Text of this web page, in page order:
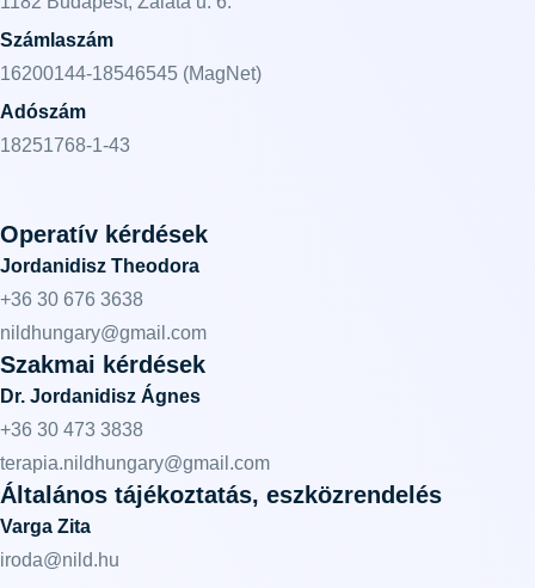
Számlaszám
16200144-18546545 (MagNet)
Adószám
18251768-1-43
Operatív kérdések
Jordanidisz Theodora
+36 30 676 3638
nildhungary@gmail.com
Szakmai kérdések
Dr. Jordanidisz Ágnes
+36 30 473 3838
terapia.nildhungary@gmail.com
Általános tájékoztatás, eszközrendelés
Varga Zita
iroda@nild.hu